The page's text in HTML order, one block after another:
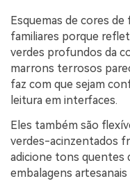
Esquemas de cores
familiares porque
verdes profundos da
marrons terrosos
faz com que sejam
leitura em interfaces.
Eles também são
verdes-acinzentados
adicione tons quentes
embalagens